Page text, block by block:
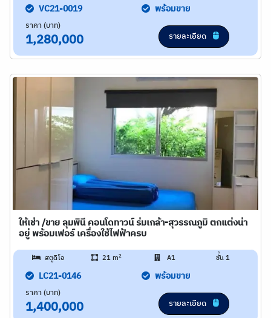
VC21-0019 พร้อมขาย
ราคา (บาท)
1,280,000 รายละเอียด
ให้เช่า /ขาย ลุมพินี คอนโดทาวน์ ร่มเกล้า-สุวรรณภูมิ ตกแต่งน่า
อยู่ พร้อมเฟอร์ เครื่องใช้ไฟฟ้าครบ
สตูดิโอ 21 m2 A1 ชั้น 1
LC21-0146 พร้อมขาย
ราคา (บาท)
1,400,000 รายละเอียด